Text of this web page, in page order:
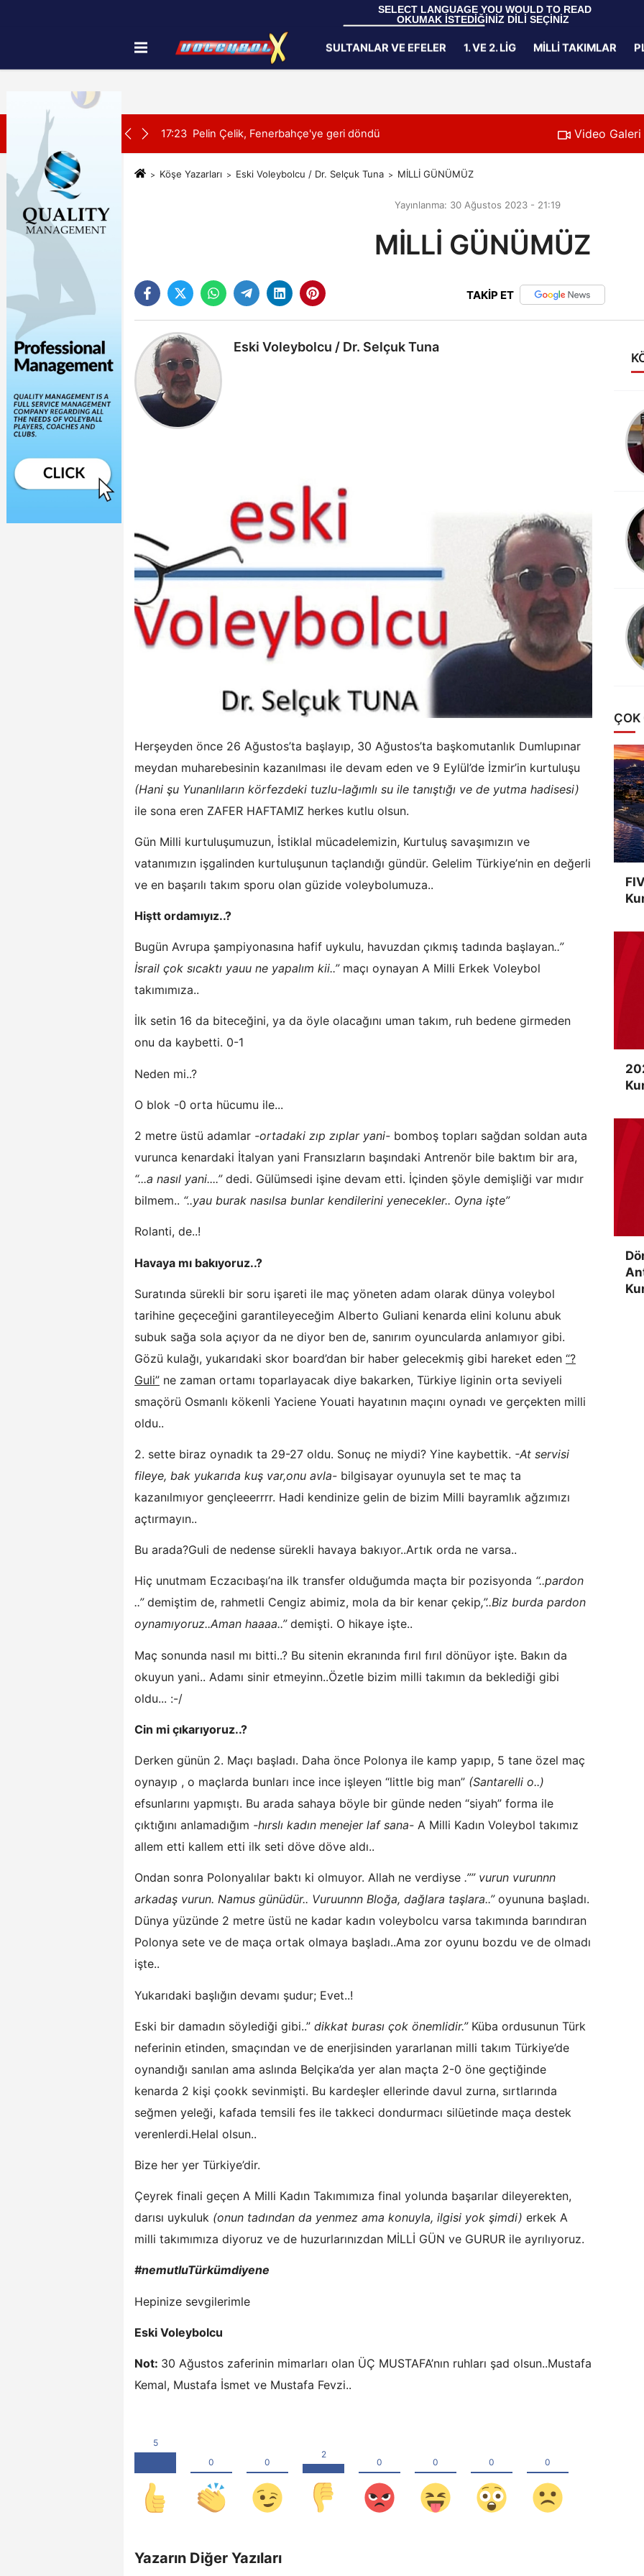
SELECT LANGUAGE YOU WOULD TO READ
OKUMAK İSTEDİĞİNİZ DİLİ SEÇİNİZ
İletişim Çerez Politikası
SULTANLAR VE EFELER 1. VE 2. LIG MILLI TAKIMLAR
SON DAKİKA: 00:41 Gloria Ailesi, Filenin Sultanları'nı Ağırladı 00:39 U20 Erkek Millî
Video Galeri
Köşe Yazarları Eski Voleybolcu / Dr. Selçuk Tuna MİLLİ GÜNÜMÜZ
Yayınlanma: 30 Ağustos 2023 - 21:19
MİLLİ GÜNÜMÜZ
TAKİP ET
Eski Voleybolcu / Dr. Selçuk Tuna
Herşeyden önce 26 Ağustos’ta başlayıp, 30 Ağustos’ta başkomutanlık Dumlupınar
meydan muharebesinin kazanılması ile devam eden ve 9 Eylül’de İzmir’in kurtuluşu
(Hani şu Yunanlıların körfezdeki tuzlu-lağımlı su ile tanıştığı ve de yutma hadisesi)
ile sona eren ZAFER HAFTAMIZ herkes kutlu olsun.
Gün Milli kurtuluşumuzun, İstiklal mücadelemizin, Kurtuluş savaşımızın ve
vatanımızın işgalinden kurtuluşunun taçlandığı gündür. Gelelim Türkiye’nin en değerli
ve en başarılı takım sporu olan güzide voleybolumuza..
Hiştt ordamıyız..?
Bugün Avrupa şampiyonasına hafif uykulu, havuzdan çıkmış tadında başlayan..”
İsrail çok sıcaktı yauu ne yapalım kii..”maçı oynayan A Milli Erkek Voleybol
takımımıza..
İlk setin 16 da biteceğini, ya da öyle olacağını uman takım, ruh bedene girmeden
onu da kaybetti. 0-1
Neden mi..?
O blok -0 orta hücumu ile...
2 metre üstü adamlar -ortadaki zıp zıplar yani- bomboş topları sağdan soldan auta
vurunca kenardaki İtalyan yani Fransızların başındaki Antrenör bile baktım bir ara,
“...a nasıl yani....”dedi. Gülümsedi işine devam etti. İçinden şöyle demişliği var mıdır
bilmem.. “..yau burak nasılsa bunlar kendilerini yenecekler.. Oyna işte”
Rolanti, de..!
Havaya mı bakıyoruz..?
Suratında sürekli bir soru işareti ile maç yöneten adam olarak dünya voleybol
tarihine geçeceğini garantileyeceğim Alberto Guliani kenarda elini kolunu abuk
subuk sağa sola açıyor da ne diyor ben de, sanırım oyuncularda anlamıyor gibi.
Gözü kulağı, yukarıdaki skor board’dan bir haber gelecekmiş gibi hareket eden “?
Guli” ne zaman ortamı toparlayacak diye bakarken, Türkiye liginin orta seviyeli
smaçörü Osmanlı kökenli Yaciene Youati hayatının maçını oynadı ve gerçekten milli
oldu..
2. sette biraz oynadık ta 29-27 oldu. Sonuç ne miydi? Yine kaybettik. -At servisi
fileye, bak yukarıda kuş var,onu avla- bilgisayar oyunuyla set te maç ta
kazanılmıyor gençleeerrrr. Hadi kendinize gelin de bizim Milli bayramlık ağzımızı
açtırmayın..
Bu arada?Guli de nedense sürekli havaya bakıyor..Artık orda ne varsa..
Hiç unutmam Eczacıbaşı’na ilk transfer olduğumda maçta bir pozisyonda “..pardon
..”demiştim de, rahmetli Cengiz abimiz, mola da bir kenar çekip,”..Biz burda pardon
oynamıyoruz..Aman haaaa..” demişti. O hikaye işte..
Maç sonunda nasıl mı bitti..? Bu sitenin ekranında fırıl fırıl dönüyor işte. Bakın da
okuyun yani.. Adamı sinir etmeyinn..Özetle bizim milli takımın da beklediği gibi
oldu... :-/
Cin mi çıkarıyoruz..?
Derken günün 2. Maçı başladı. Daha önce Polonya ile kamp yapıp, 5 tane özel maç
oynayıp , o maçlarda bunları ince ince işleyen “little big man” (Santarelli o..)
efsunlarını yapmıştı. Bu arada sahaya böyle bir günde neden “siyah” forma ile
çıktığını anlamadığım -hırslı kadın menejer laf sana- A Milli Kadın Voleybol takımız
allem etti kallem etti ilk seti döve döve aldı..
Ondan sonra Polonyalılar baktı ki olmuyor. Allah ne verdiyse .”” vurun vurunnn
arkadaş vurun. Namus günüdür.. Vuruunnn Bloğa, dağlara taşlara..” oyununa başladı.
Dünya yüzünde 2 metre üstü ne kadar kadın voleybolcu varsa takımında barındıran
Polonya sete ve de maça ortak olmaya başladı..Ama zor oyunu bozdu ve de olmadı
işte..
Yukarıdaki başlığın devamı şudur; Evet..!
Eski bir damadın söylediği gibi..” dikkat burası çok önemlidir.” Küba ordusunun Türk
neferinin etinden, smaçından ve de enerjisinden yararlanan milli takım Türkiye’de
oynandığı sanılan ama aslında Belçika’da yer alan maçta 2-0 öne geçtiğinde
kenarda 2 kişi çookk sevinmişti. Bu kardeşler ellerinde davul zurna, sırtlarında
seğmen yeleği, kafada temsili fes ile takkeci dondurmacı silüetinde maça destek
verenlerdi.Helal olsun..
Bize her yer Türkiye’dir.
Çeyrek finali geçen A Milli Kadın Takımımıza final yolunda başarılar dileyerekten,
darısı uykuluk (onun tadından da yenmez ama konuyla, ilgisi yok şimdi) erkek A
milli takımımıza diyoruz ve de huzurlarınızdan MİLLİ GÜN ve GURUR ile ayrılıyoruz.
#nemutluTürkümdiyene
Hepinize sevgilerimle
Eski Voleybolcu
Not: 30 Ağustos zaferinin mimarları olan ÜÇ MUSTAFA’nın ruhları şad olsun..Mustafa
Kemal, Mustafa İsmet ve Mustafa Fevzi..
Yazarın Diğer Yazıları
ÇOK